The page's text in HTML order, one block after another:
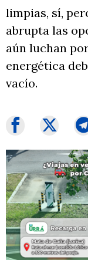
limpias, sí,
abrupta las
aún luchan
energética
vacío.